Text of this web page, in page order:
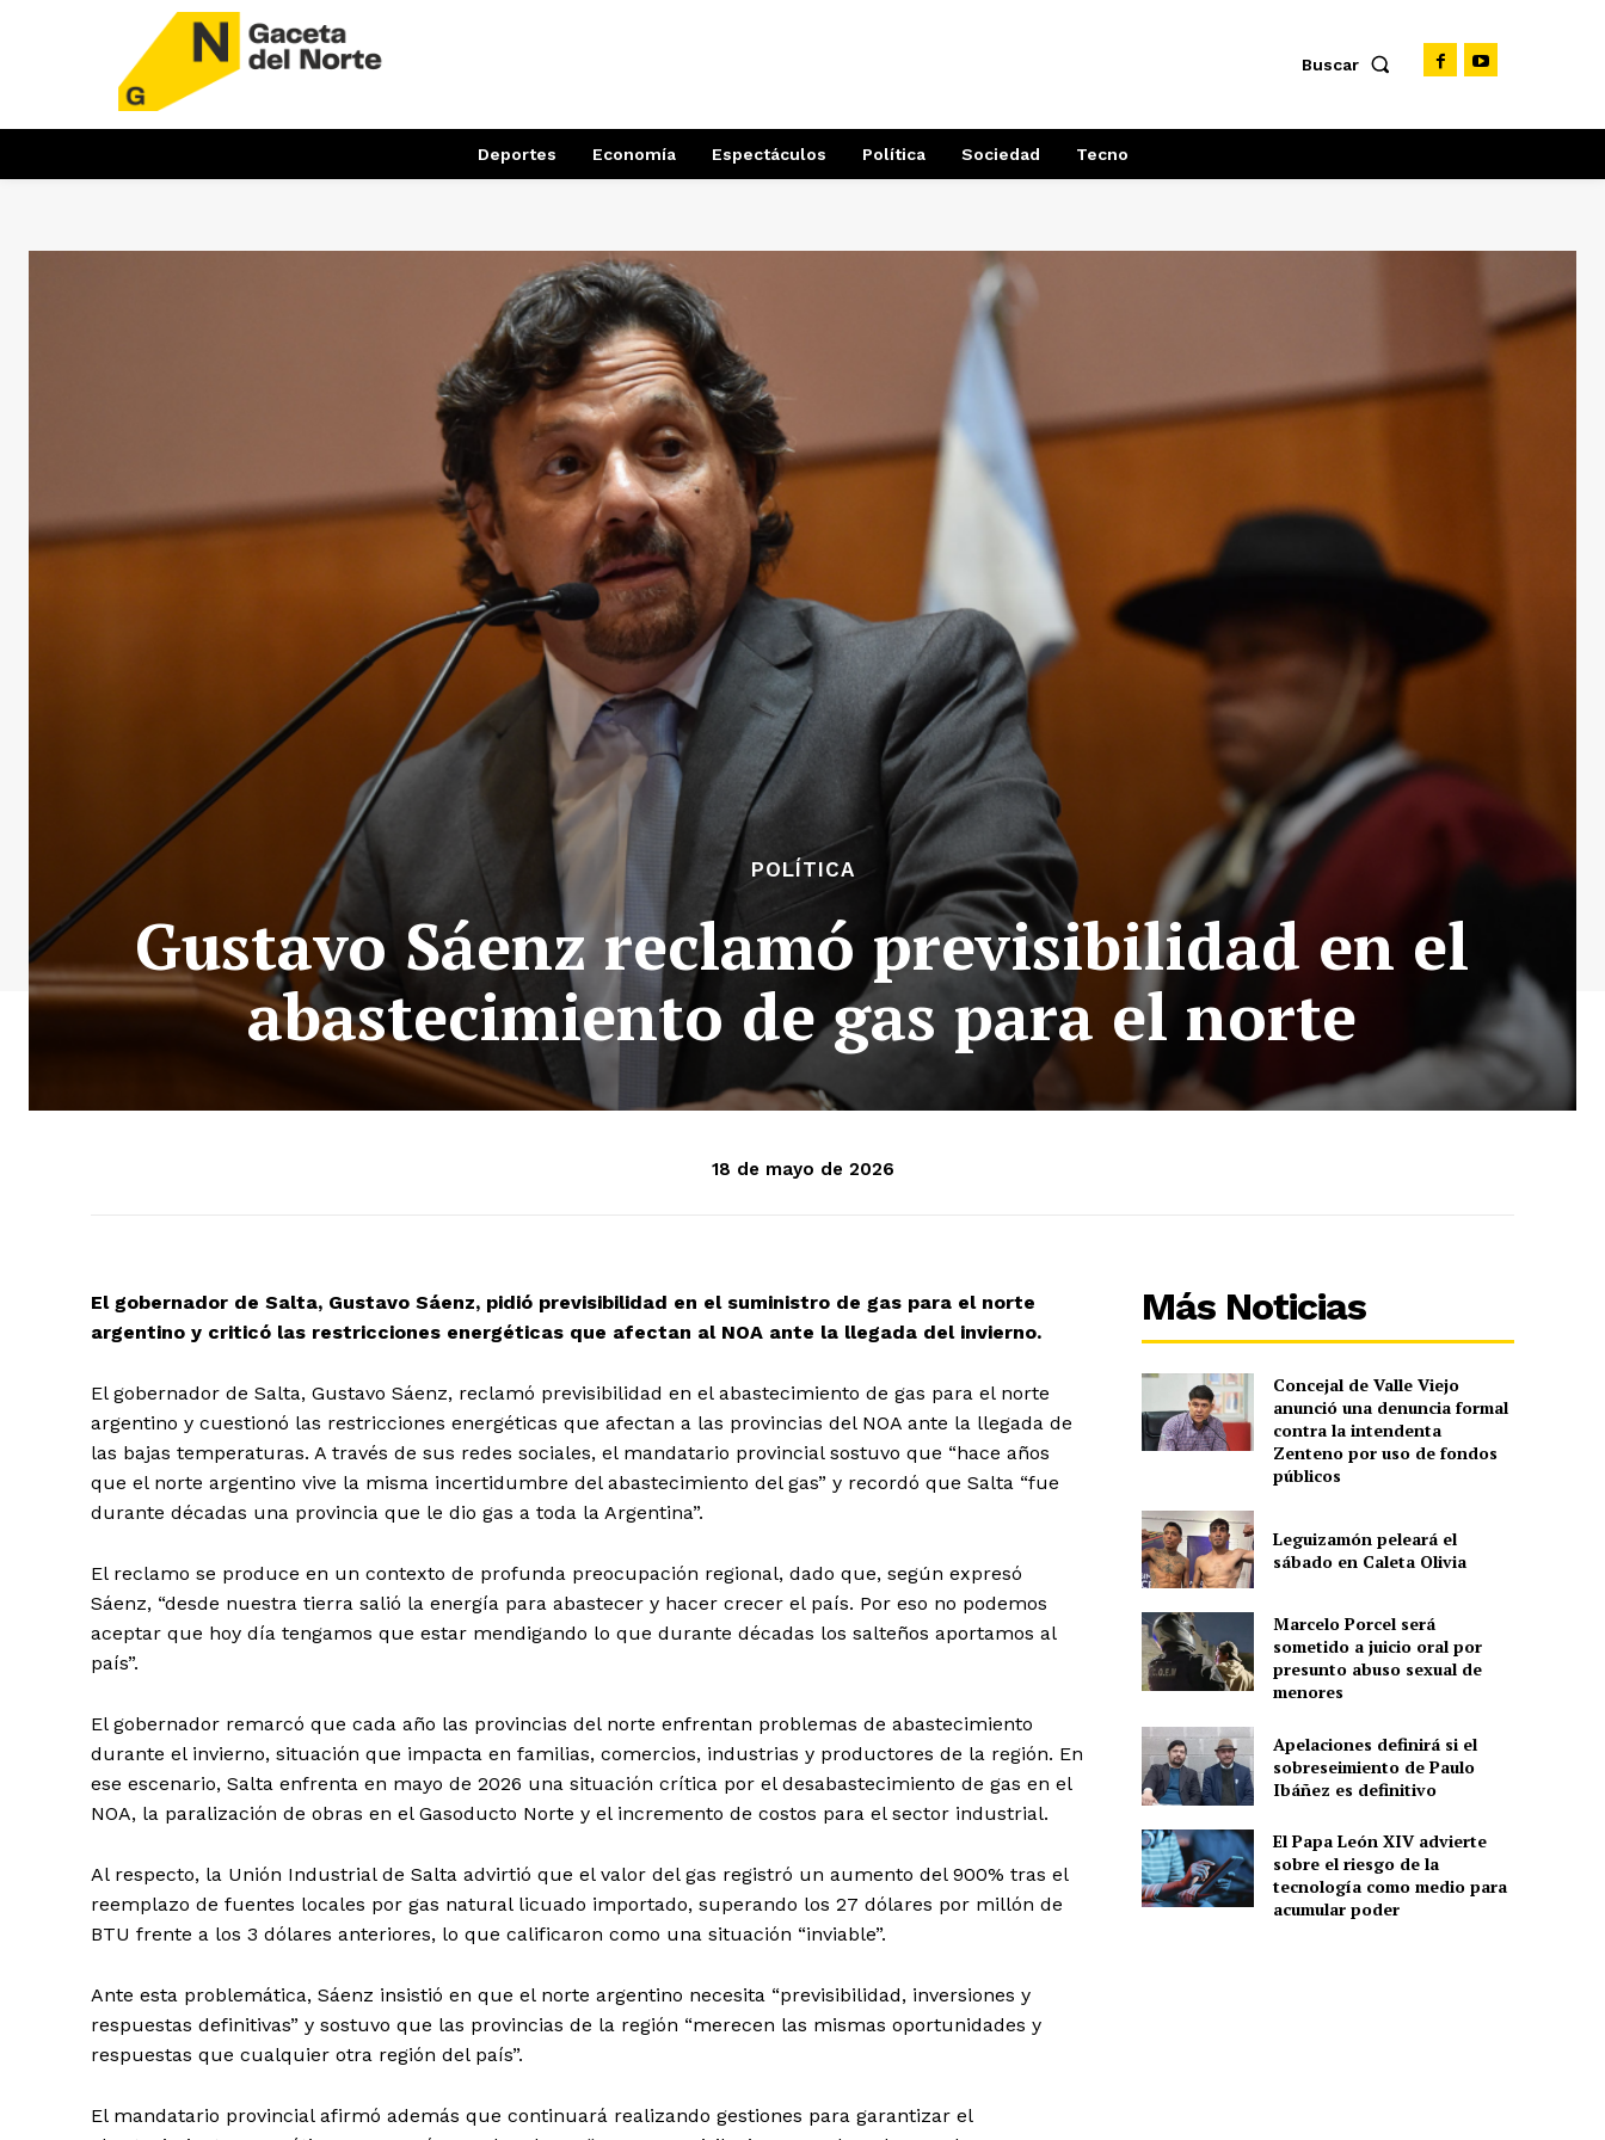
Buscar
Deportes Economía Espectáculos Política Sociedad Tecno
POLÍTICA
Gustavo Sáenz reclamó previsibilidad en el
abastecimiento de gas para el norte
18 de mayo de 2026
El gobernador de Salta, Gustavo Sáenz, pidió previsibilidad en el suministro de gas para el norte
argentino y criticó las restricciones energéticas que afectan al NOA ante la llegada del invierno.
El gobernador de Salta, Gustavo Sáenz, reclamó previsibilidad en el abastecimiento de gas para el norte
argentino y cuestionó las restricciones energéticas que afectan a las provincias del NOA ante la llegada de
las bajas temperaturas. A través de sus redes sociales, el mandatario provincial sostuvo que “hace años
que el norte argentino vive la misma incertidumbre del abastecimiento del gas” y recordó que Salta “fue
durante décadas una provincia que le dio gas a toda la Argentina”.
El reclamo se produce en un contexto de profunda preocupación regional, dado que, según expresó
Sáenz, “desde nuestra tierra salió la energía para abastecer y hacer crecer el país. Por eso no podemos
aceptar que hoy día tengamos que estar mendigando lo que durante décadas los salteños aportamos al
país”.
El gobernador remarcó que cada año las provincias del norte enfrentan problemas de abastecimiento
durante el invierno, situación que impacta en familias, comercios, industrias y productores de la región. En
ese escenario, Salta enfrenta en mayo de 2026 una situación crítica por el desabastecimiento de gas en el
NOA, la paralización de obras en el Gasoducto Norte y el incremento de costos para el sector industrial.
Al respecto, la Unión Industrial de Salta advirtió que el valor del gas registró un aumento del 900% tras el
reemplazo de fuentes locales por gas natural licuado importado, superando los 27 dólares por millón de
BTU frente a los 3 dólares anteriores, lo que calificaron como una situación “inviable”.
Ante esta problemática, Sáenz insistió en que el norte argentino necesita “previsibilidad, inversiones y
respuestas definitivas” y sostuvo que las provincias de la región “merecen las mismas oportunidades y
respuestas que cualquier otra región del país”.
El mandatario provincial afirmó además que continuará realizando gestiones para garantizar el
Más Noticias
Concejal de Valle Viejo
anunció una denuncia formal
contra la intendenta
Zenteno por uso de fondos
públicos
Leguizamón peleará el
sábado en Caleta Olivia
Marcelo Porcel será
sometido a juicio oral por
presunto abuso sexual de
menores
Apelaciones definirá si el
sobreseimiento de Paulo
Ibáñez es definitivo
El Papa León XIV advierte
sobre el riesgo de la
tecnología como medio para
acumular poder